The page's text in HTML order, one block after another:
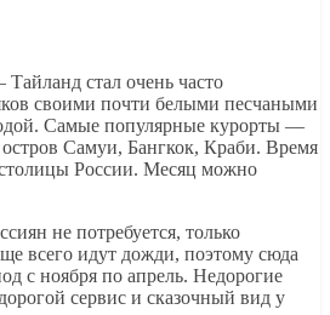
стал очень часто
своими почти белыми песчаными
Самые популярные курорты —
Самуи, Бангкок, Краби. Время
столицы России. Месяц можно
не потребуется, только
всего идут дожди, поэтому сюда
с ноября по апрель. Недорогие
сервис и сказочный вид у